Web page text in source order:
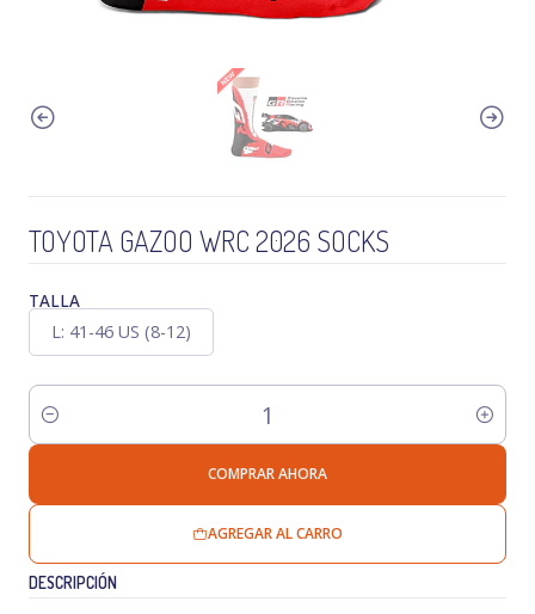
TOYOTA GAZOO WRC 2026 SOCKS
TALLA
L: 41-46 US (8-12)
Cantidad
AGREGAR AL CARRO
COMPRAR AHORA
DESCRIPCIÓN